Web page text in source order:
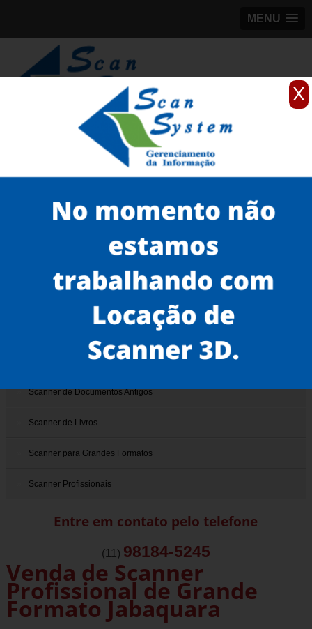
X
MENU
98184-5245
Scanner para grandes formatos
scanner de plantas
venda de scanner profissional de grande formato Jabaquara
Serviços
Scanner de Documentos
Scanner de Documentos Antigos
Scanner de Livros
Scanner para Grandes Formatos
Scanner Profissionais
Entre em contato pelo telefone
(11) 98184-5245
Venda de Scanner
Profissional de Grande
Formato Jabaquara